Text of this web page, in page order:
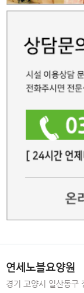
연세노블요양원
경기 고양시 일산동구